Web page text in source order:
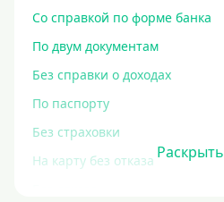
Со справкой по форме банка
По двум документам
Без справки о доходах
По паспорту
Без страховки
На карту без отказа Раскрыть